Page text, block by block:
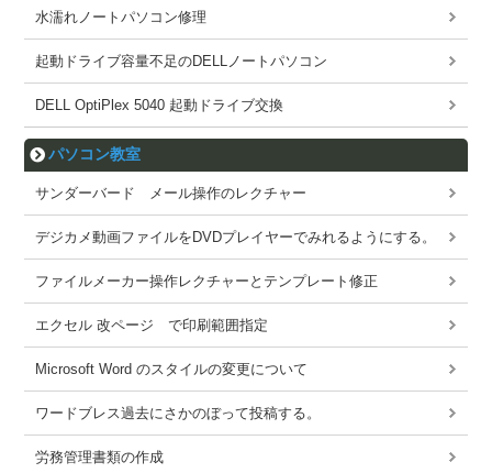
水濡れノートパソコン修理
起動ドライブ容量不足のDELLノートパソコン
DELL OptiPlex 5040 起動ドライブ交換
パソコン教室
サンダーバード メール操作のレクチャー
デジカメ動画ファイルをDVDプレイヤーでみれるようにする。
ファイルメーカー操作レクチャーとテンプレート修正
エクセル 改ページ で印刷範囲指定
Microsoft Word のスタイルの変更について
ワードブレス過去にさかのぼって投稿する。
労務管理書類の作成